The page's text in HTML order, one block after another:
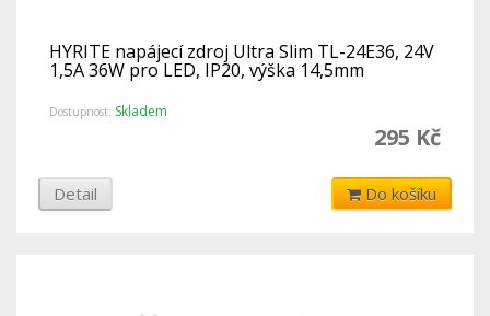
HYRITE napájecí zdroj Ultra Slim TL-24E36, 24V
1,5A 36W pro LED, IP20, výška 14,5mm
Dostupnost: Skladem
295 Kč
Detail Do košíku